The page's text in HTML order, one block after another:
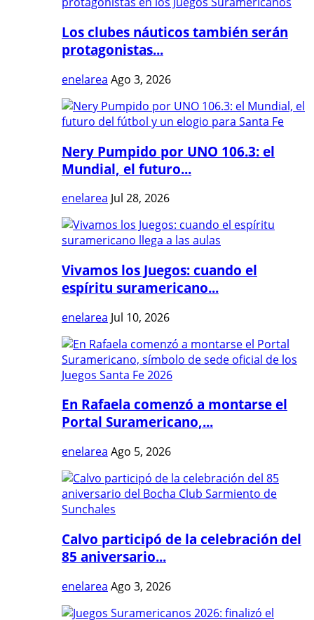
Los clubes náuticos también serán
protagonistas...
enelarea Ago 3, 2026
Nery Pumpido por UNO 106.3: el
Mundial, el futuro...
enelarea Jul 28, 2026
Vivamos los Juegos: cuando el
espíritu suramericano...
enelarea Jul 10, 2026
En Rafaela comenzó a montarse el
Portal Suramericano,...
enelarea Ago 5, 2026
Calvo participó de la celebración del
85 aniversario...
enelarea Ago 3, 2026